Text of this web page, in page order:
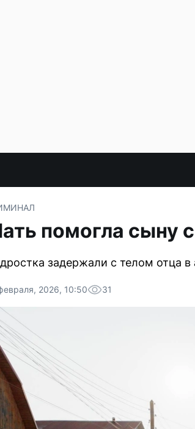
помогла сыну
задержали с телом отца
2026, 10:50 31